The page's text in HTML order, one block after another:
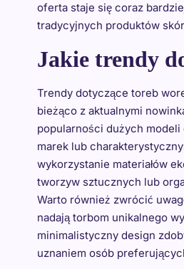
oferta staje się coraz
tradycyjnych produktów
Jakie trendy
Trendy dotyczące toreb
bieżąco z aktualnymi
popularności dużych
marek lub
wykorzystanie materiałów
tworzyw sztucznych lub
Warto również zwrócić
nadają torbom unikalnego
minimalistyczny design
uznaniem osób